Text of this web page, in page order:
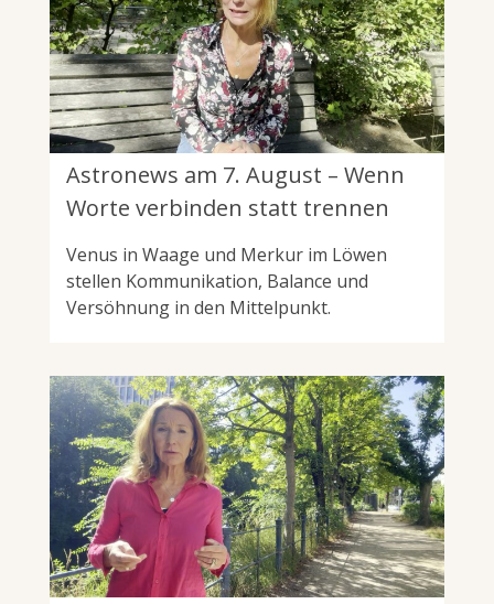
Astronews am 7. August – Wenn
Worte verbinden statt trennen
Venus in Waage und Merkur im Löwen
stellen Kommunikation, Balance und
Versöhnung in den Mittelpunkt.